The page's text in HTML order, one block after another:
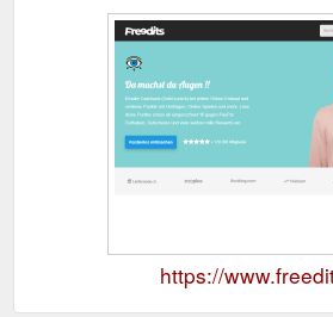
https://